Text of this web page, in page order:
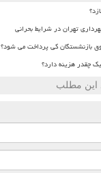
تهران در شرایط بحرانی
بازنشستگان کی پرداخت می شود؟
چقدر هزینه دارد؟
این مطلب